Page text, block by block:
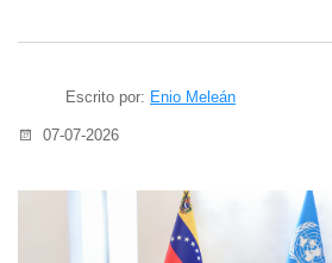
Escrito por: Enio Meleán
07-07-2026